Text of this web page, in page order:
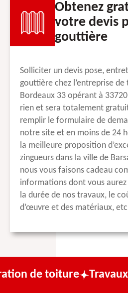
Obtenez
votre devis
gouttière
Solliciter un devis pose,
gouttière chez l’entreprise
Bordeaux 33 opérant à
rien et sera totalement
remplir le formulaire de
notre site et en moins de 24
la meilleure proposition
zingueurs dans la ville de
nous vous faisons cadeau
informations dont vous
la durée de nos travaux, le
d’œuvre et des matériaux,
Travaux de